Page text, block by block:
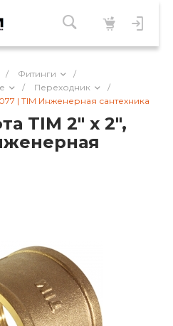
/ Фитинги
/
/ Переходник
/
| TIM Инженерная сантехника
TIM 2" х 2",